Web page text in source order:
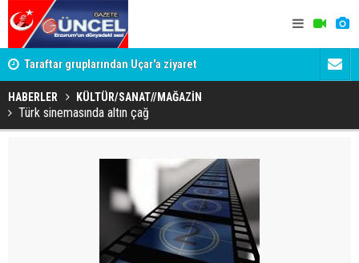
Taraftar gruplarından Uçar'a ziyaret
HABERLER KÜLTÜR/SANAT//MAĞAZİN
Türk sinemasında altın çağ